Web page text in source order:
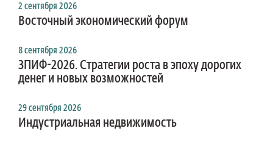
2 сентября 2026
Восточный экономический форум
8 сентября 2026
ЗПИФ-2026. Стратегии роста в эпоху дорогих
денег и новых возможностей
29 сентября 2026
Индустриальная недвижимость